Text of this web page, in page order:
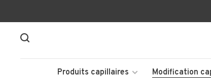
Produits capillaires Modification